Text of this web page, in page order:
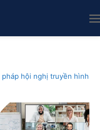
pháp hội nghị truyền hình